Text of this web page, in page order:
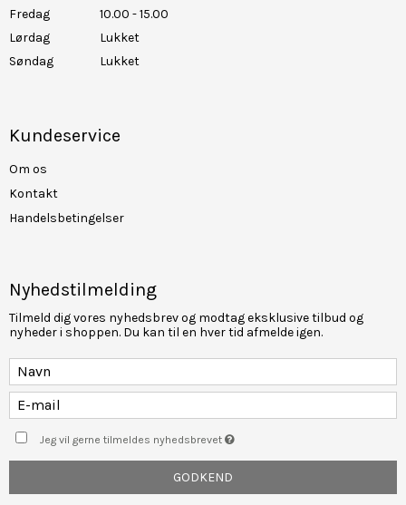
Fredag
10.00 - 15.00
Lørdag
Lukket
Søndag
Lukket
Kundeservice
Om os
Kontakt
Handelsbetingelser
Nyhedstilmelding
Tilmeld dig vores nyhedsbrev og modtag eksklusive tilbud og
nyheder i shoppen. Du kan til en hver tid afmelde igen.
Jeg vil gerne tilmeldes nyhedsbrevet
GODKEND